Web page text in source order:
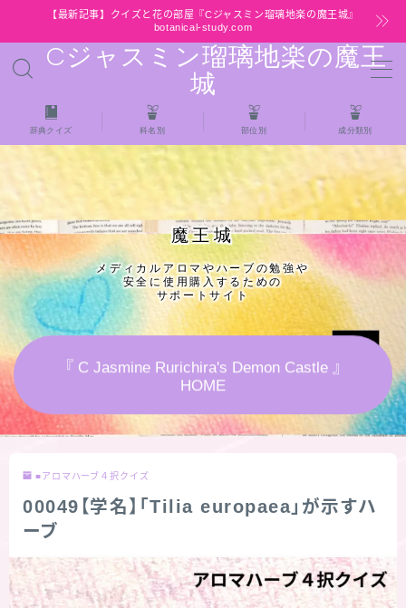
【最新記事】クイズと花の部屋『Cジャスミン瑠璃地楽の魔王城』
botanical-study.com
Cジャスミン瑠璃地楽の魔王
城
MENU
HOME
【最新】クイズと花の部屋
★全種/アロマハーブスパイス基材 プチ辞典ク
イズ＆プチ辞典
★アロマ検定＋αクイズ
★アロマハーブ傾向チェック
秘密部屋
公式ウェブサイト『Botanical Study』
辞典クイズ 科名別 部位別 成分類別
魔王城
メディカルアロマやハーブの勉強や
安全に使用購入するための
サポートサイト
『 C Jasmine Rurichira's Demon Castle 』
HOME
■アロマハーブ４択クイズ
00049【学名】「Tilia europaea」が示すハ
ーブ